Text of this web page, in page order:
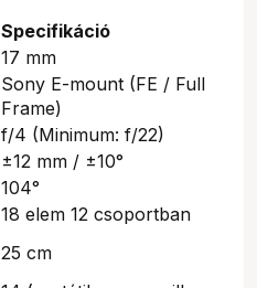
Specifikáció
17 mm
Sony E-mount (FE / Full
Frame)
f/4 (Minimum: f/22)
±12 mm / ±10°
104°
18 elem 12 csoportban
25 cm